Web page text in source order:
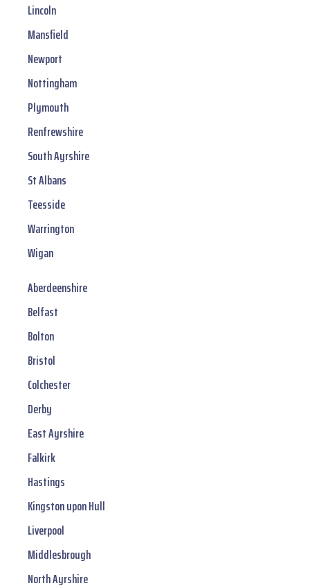
Lincoln
Mansfield
Newport
Nottingham
Plymouth
Renfrewshire
South Ayrshire
St Albans
Teesside
Warrington
Wigan
Aberdeenshire
Belfast
Bolton
Bristol
Colchester
Derby
East Ayrshire
Falkirk
Hastings
Kingston upon Hull
Liverpool
Middlesbrough
North Ayrshire